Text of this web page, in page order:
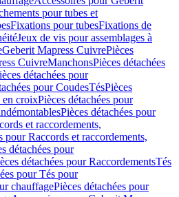
pour tubes et
Fixations pour tubesFixations de
Jeux de vis pour assemblages à
Geberit Mapress CuivrePièces
CuivreManchonsPièces détachées
détachées pour
pour CoudesTésPièces
en croixPièces détachées pour
Pièces détachées pour
et raccordements,
pour Raccords et raccordements,
détachées pour
détachées pour RaccordementsTés
pour Tés pour
chauffagePièces détachées pour